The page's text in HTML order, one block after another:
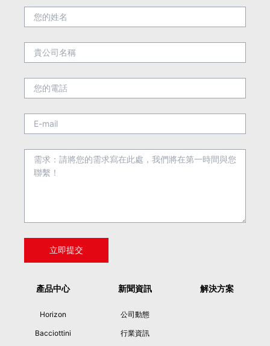
產品中心
Horizon
Bacciottini
新聞資訊
公司動態
行業資訊
解決方案